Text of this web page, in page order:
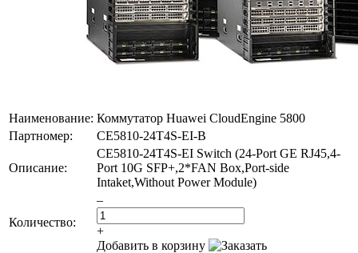
Наименование: Коммутатор Huawei CloudEngine 5800
Партномер:
CE5810-24T4S-EI-B
Описание:
CE5810-24T4S-EI Switch (24-Port GE RJ45,4-
Port 10G SFP+,2*FAN Box,Port-side
Intaket,Without Power Module)
Количество:
–
+
Добавить в корзину